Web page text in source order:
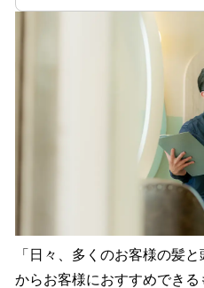
「日々、多くのお客様の髪
からお客様におすすめでき